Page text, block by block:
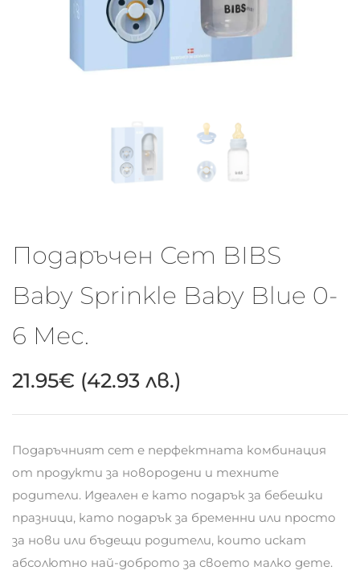
Подаръчен Сет BIBS
Baby Sprinkle Baby Blue 0-
6 Мес.
21.95€ (42.93 лв.)
Подаръчният сет е перфектната комбинация
от продукти за новородени и техните
родители. Идеален е като подарък за бебешки
празници, като подарък за бременни или просто
за нови или бъдещи родители, които искат
абсолютно най-доброто за своето малко дете.